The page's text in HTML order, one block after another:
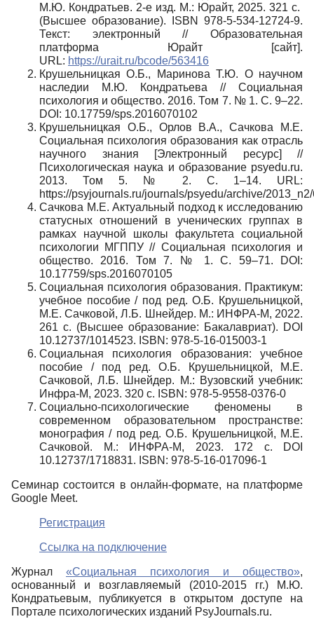
М.Ю. Кондратьев. 2-е изд. М.: Юрайт, 2025. 321 с.
(Высшее образование). ISBN 978-5-534-12724-9.
Текст: электронный // Образовательная
платформа Юрайт [сайт].
URL: https://urait.ru/bcode/563416
Крушельницкая О.Б., Маринова Т.Ю. О научном
наследии М.Ю. Кондратьева // Социальная
психология и общество. 2016. Том 7. № 1. С. 9–22.
DOI: 10.17759/sps.2016070102
Крушельницкая О.Б., Орлов В.А., Сачкова М.Е.
Социальная психология образования как отрасль
научного знания [Электронный ресурс] //
Психологическая наука и образование psyedu.ru.
2013. Том 5. № 2. С. 1–14. URL:
https://psyjournals.ru/journals/psyedu/archive/
Сачкова М.Е. Актуальный подход к исследованию
статусных отношений в ученических группах в
рамках научной школы факультета социальной
психологии МГППУ // Социальная психология и
общество. 2016. Том 7. № 1. С. 59–71. DOI:
10.17759/sps.2016070105
Социальная психология образования. Практикум:
учебное пособие / под ред. О.Б. Крушельницкой,
М.Е. Сачковой, Л.Б. Шнейдер. М.: ИНФРА-М, 2022.
261 с. (Высшее образование: Бакалавриат). DOI
10.12737/1014523. ISBN: 978-5-16-015003-1
Социальная психология образования: учебное
пособие / под ред. О.Б. Крушельницкой, М.Е.
Сачковой, Л.Б. Шнейдер. М.: Вузовский учебник:
Инфра-М, 2023. 320 с. ISBN: 978-5-9558-0376-0
Социально-психологические феномены в
современном образовательном пространстве:
монография / под ред. О.Б. Крушельницкой, М.Е.
Сачковой. М.: ИНФРА-М, 2023. 172 с. DOI
10.12737/1718831. ISBN: 978-5-16-017096-1
Семинар состоится в онлайн-формате, на платформе
Google Meet.
Регистрация
Ссылка на подключение
Журнал «Социальная психология и общество»,
основанный и возглавляемый (2010-2015 гг.) М.Ю.
Кондратьевым, публикуется в открытом доступе на
Портале психологических изданий PsyJournals.ru.